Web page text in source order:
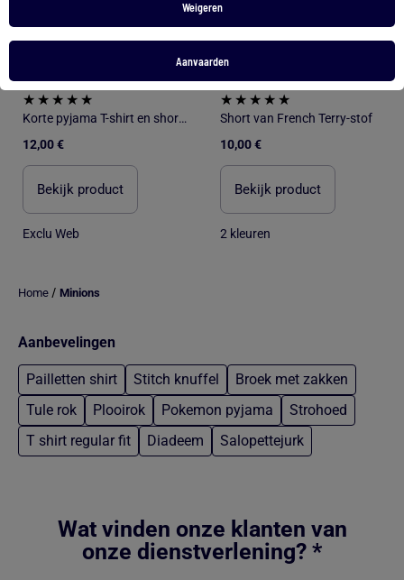
Weigeren
Aanvaarden
Korte pyjama T-shirt en short 'Minions' - 2-delig
12,00 €
Bekijk product
Exclu Web
Short van French Terry-stof
10,00 €
Bekijk product
2 kleuren
Home / Minions
Aanbevelingen
Pailletten shirt Stitch knuffel
Broek met zakken
Tule rok
Plooirok Pokemon pyjama
Strohoed
T shirt regular fit
Diadeem Salopettejurk
Wat vinden onze klanten van
onze dienstverlening? *